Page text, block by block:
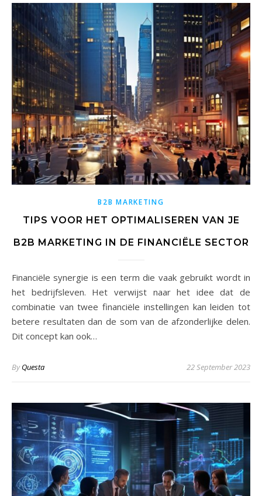
B2B MARKETING
TIPS VOOR HET OPTIMALISEREN VAN JE
B2B MARKETING IN DE FINANCIËLE SECTOR
Financiële synergie is een term die vaak gebruikt wordt in
het bedrijfsleven. Het verwijst naar het idee dat de
combinatie van twee financiële instellingen kan leiden tot
betere resultaten dan de som van de afzonderlijke delen.
Dit concept kan ook…
ByQuesta 22 September 2023